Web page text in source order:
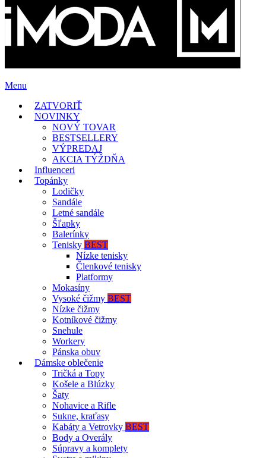
Menu
ZATVORIŤ
NOVINKY
NOVÝ TOVAR
BESTSELLERY
VÝPREDAJ
AKCIA TÝŽDŇA
Influenceri
Topánky
Lodičky
Sandále
Letné sandále
Šľapky
Balerínky
Tenisky BEST
Nízke tenisky
Členkové tenisky
Platformy
Mokasíny
Vysoké čižmy BEST
Nízke čižmy
Kotníkové čižmy
Snehule
Workery
Pánska obuv
Dámske oblečenie
Tričká a Topy
Košele a Blúzky
Šaty
Nohavice a Rifle
Sukne, kraťasy
Kabáty a Vetrovky BEST
Body a Overály
Súpravy a komplety